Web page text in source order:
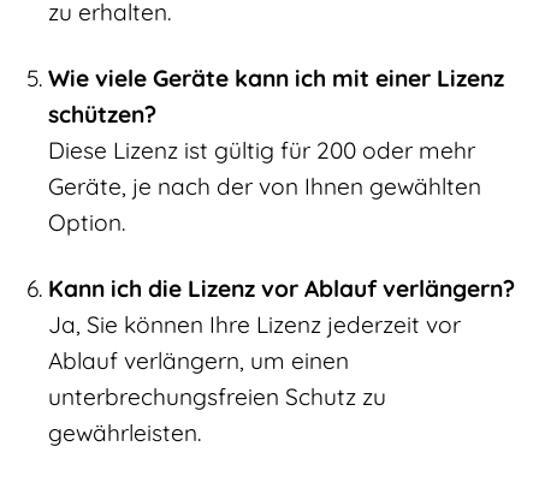
zu erhalten.
Wie viele Geräte kann ich mit einer Lizenz
schützen?
Diese Lizenz ist gültig für 200 oder mehr
Geräte, je nach der von Ihnen gewählten
Option.
Kann ich die Lizenz vor Ablauf verlängern?
Ja, Sie können Ihre Lizenz jederzeit vor
Ablauf verlängern, um einen
unterbrechungsfreien Schutz zu
gewährleisten.